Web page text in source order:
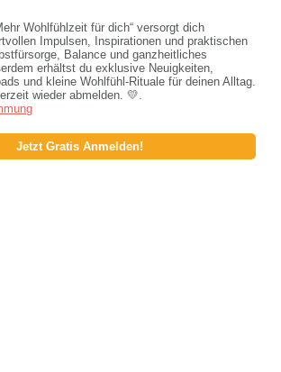
Wohlfühlzeit für dich“ versorgt dich
Impulsen, Inspirationen und praktischen
Balance und ganzheitliches
erhältst du exklusive Neuigkeiten,
und kleine Wohlfühl-Rituale für deinen Alltag.
wieder abmelden. 💛.